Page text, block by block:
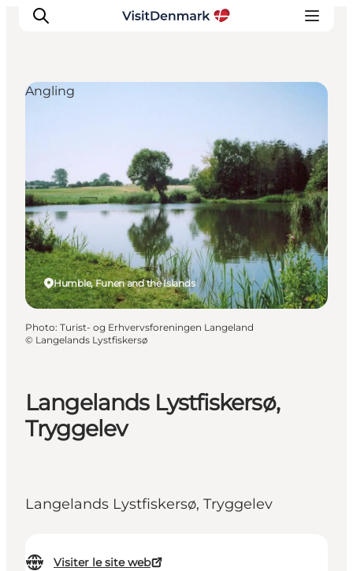
Destinations
Quoi faire
Hébergements
Planifiez votre voyage
Langelands Lystfiskersø,
Tryggelev
Langelands Lystfiskersø, Tryggelev
Visiter le site web
Humble, Funen and the Islands
Angling
Photo: Turist- og Erhvervsforeningen Langeland
© Langelands Lystfiskersø